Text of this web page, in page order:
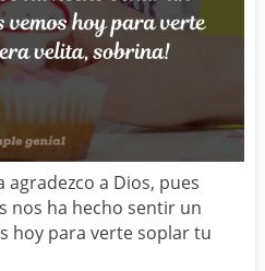
CUÑADA
PRIMO
CATEGORÍAS
agradezco a Dios, pues
nos ha hecho sentir un
hoy para verte soplar tu